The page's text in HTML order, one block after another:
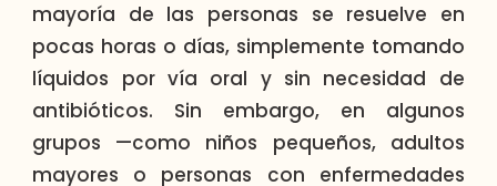
mayoría de las personas se resuelve en
pocas horas o días, simplemente tomando
líquidos por vía oral y sin necesidad de
antibióticos. Sin embargo, en algunos
grupos —como niños pequeños, adultos
mayores o personas con enfermedades